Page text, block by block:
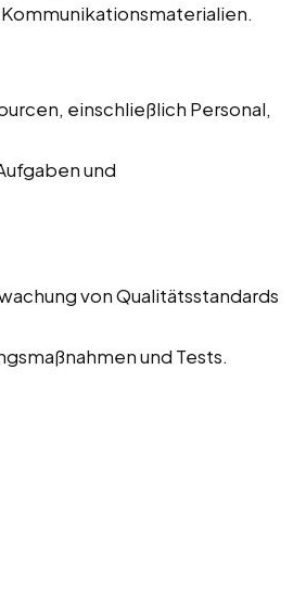
einschließlich Personal,
und
von Qualitätsstandards
und Tests.